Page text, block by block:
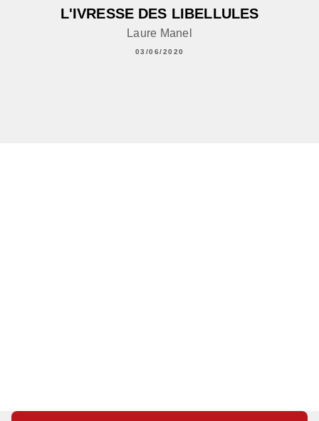
L'IVRESSE DES LIBELLULES
Laure Manel
03/06/2020